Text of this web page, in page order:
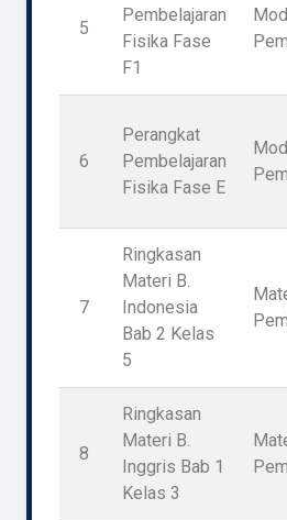
5
Pembelajaran
Fisika Fase
F1
6
Perangkat
Pembelajaran
Fisika Fase E
7
Ringkasan
Materi B.
Indonesia
Bab 2 Kelas
5
8
Ringkasan
Materi B.
Inggris Bab 1
Kelas 3